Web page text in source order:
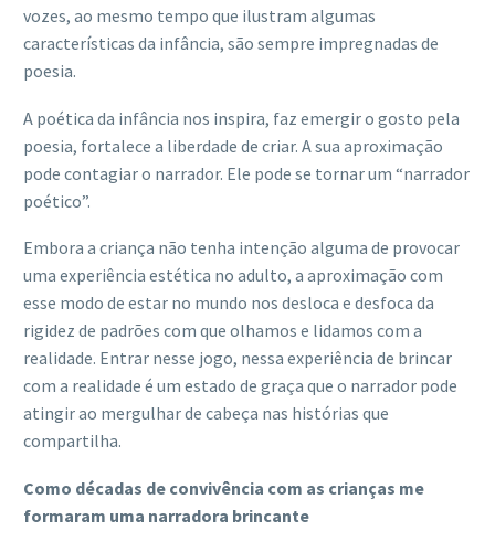
vozes, ao mesmo tempo que ilustram algumas
características da infância, são sempre impregnadas de
poesia.
A poética da infância nos inspira, faz emergir o gosto pela
poesia, fortalece a liberdade de criar. A sua aproximação
pode contagiar o narrador. Ele pode se tornar um “narrador
poético”.
Embora a criança não tenha intenção alguma de provocar
uma experiência estética no adulto, a aproximação com
esse modo de estar no mundo nos desloca e desfoca da
rigidez de padrões com que olhamos e lidamos com a
realidade. Entrar nesse jogo, nessa experiência de brincar
com a realidade é um estado de graça que o narrador pode
atingir ao mergulhar de cabeça nas histórias que
compartilha.
Como décadas de convivência com as crianças me
formaram uma narradora brincante